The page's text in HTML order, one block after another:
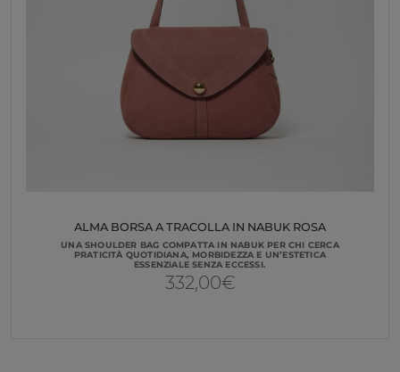
ALMA BORSA A TRACOLLA IN NABUK ROSA
UNA SHOULDER BAG COMPATTA IN NABUK PER CHI CERCA
PRATICITÀ QUOTIDIANA, MORBIDEZZA E UN’ESTETICA
ESSENZIALE SENZA ECCESSI.
332,00€